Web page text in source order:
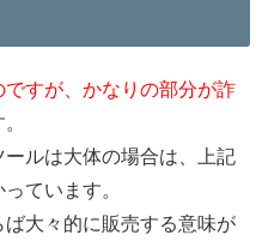
すが、かなりの部分が詐
ルは大体の場合は、上記
ています。
大々的に販売する意味が